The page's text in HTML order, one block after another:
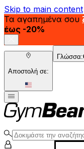
Skip to main content
Τα αγαπημένα σου
έως -20%
Αποστολή σε:
Γλώσσα: